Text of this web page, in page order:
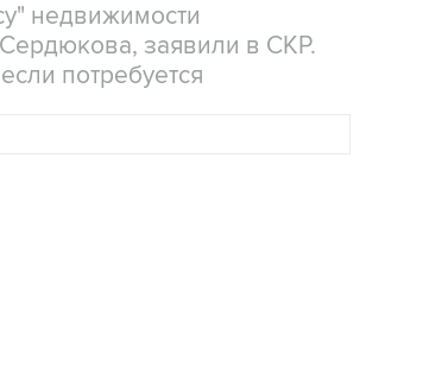
недвижимости
заявили в СКР.
потребуется